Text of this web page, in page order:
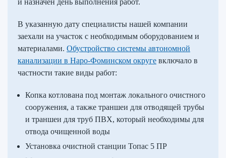
и назначен день выполнения работ.
В указанную дату специалисты нашей компании
заехали на участок с необходимым оборудованием и
материалами. Обустройство системы автономной
канализации в Наро-Фоминском округе включало в
частности такие виды работ:
Копка котлована под монтаж локального очистного
сооружения, а также траншеи для отводящей трубы
и траншеи для труб ПВХ, который необходимы для
отвода очищенной воды
Установка очистной станции Топас 5 ПР